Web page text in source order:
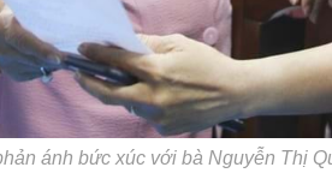
ánh bức xúc với bà Nguyễn Thị